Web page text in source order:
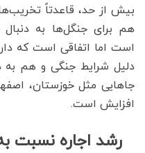
بیش از حد، قاعدتاً
هم برای جنگل‌ها به
است اما اتفاقی است که
دلیل شرایط جنگی و هم به
جاهایی مثل خوزستان،
افزایش است.
رشد اجاره نسبت